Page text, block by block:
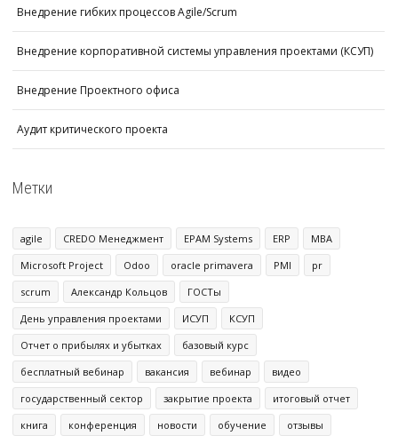
Внедрение гибких процессов Agile/Scrum
Внедрение корпоративной системы управления проектами (КСУП)
Внедрение Проектного офиса
Аудит критического проекта
Метки
agile CREDO Менеджмент EPAM Systems ERP
MBA
Microsoft Project
Odoo oracle primavera PMI
pr
scrum
Александр Кольцов
ГОСТы
День управления проектами
ИСУП
КСУП
Отчет о прибылях и убытках
базовый курс
бесплатный вебинар
вакансия вебинар
видео
государственный сектор
закрытие проекта
итоговый отчет
книга
конференция новости обучение
отзывы